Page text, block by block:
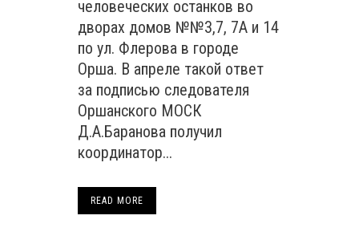
человеческих останков во
дворах домов №№3,7, 7А и 14
по ул. Флерова в городе
Орша. В апреле такой ответ
за подписью следователя
Оршанского МОСК
Д.А.Баранова получил
координатор...
READ MORE